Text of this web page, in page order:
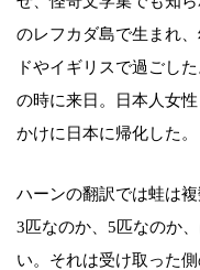
のレフカダ島で生まれ
ドやイギリスで過ごし
の時に来日。日本人女
かけに日本に帰化した。
ハーンの翻訳では蛙は
3匹なのか、5匹なのか
い。それは受け取った